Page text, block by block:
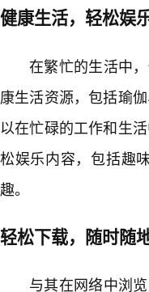
健康生活，轻松娱
在繁忙的生活中
康生活资源，包括瑜
以在忙碌的工作和生
松娱乐内容，包括趣
趣。
轻松下载，随时随
与其在网络中浏